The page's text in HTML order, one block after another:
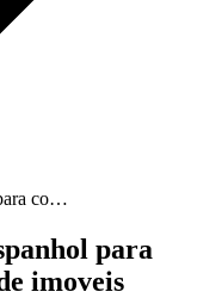
co…
para
imoveis